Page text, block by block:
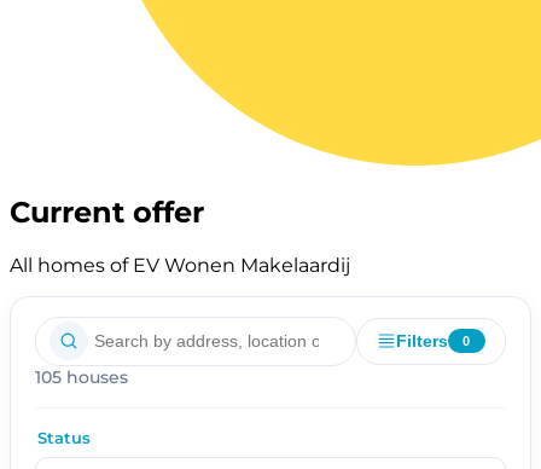
Current offer
All homes of EV Wonen Makelaardij
Filters 0
105 houses
Status